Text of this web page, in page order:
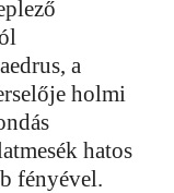
a
holmi
hatos
fényével.